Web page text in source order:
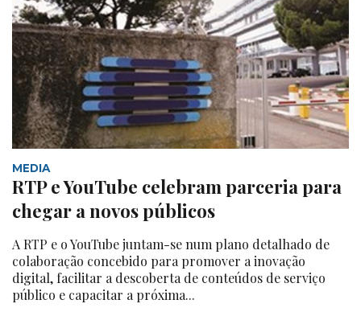
MEDIA
RTP e YouTube celebram parceria para
chegar a novos públicos
A RTP e o YouTube juntam-se num plano detalhado de
colaboração concebido para promover a inovação
digital, facilitar a descoberta de conteúdos de serviço
público e capacitar a próxima...